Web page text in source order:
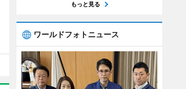
もっと見る
ワールドフォトニュース